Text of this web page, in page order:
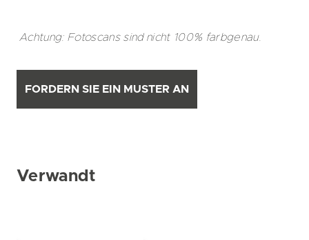
Achtung: Fotoscans sind nicht 100% farbgenau.
FORDERN SIE EIN MUSTER AN
Verwandt